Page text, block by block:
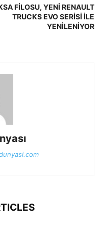
FİLOSU, YENİ RENAULT
TRUCKS EVO SERİSİ İLE
YENİLENİYOR